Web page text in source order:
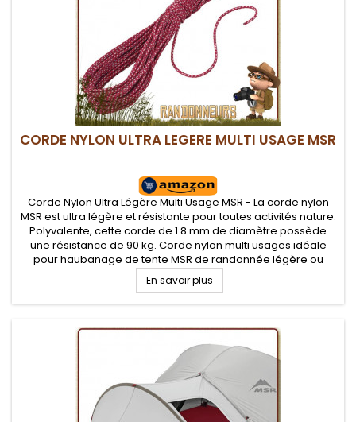
CORDE NYLON ULTRA LÉGÈRE MULTI USAGE MSR
Corde Nylon Ultra Légère Multi Usage MSR - La corde nylon
MSR est ultra légère et résistante pour toutes activités nature.
Polyvalente, cette corde de 1.8 mm de diamètre possède
une résistance de 90 kg. Corde nylon multi usages idéale
pour haubanage de tente MSR de randonnée légère ou
réparations temporaires, tressage...
En savoir plus